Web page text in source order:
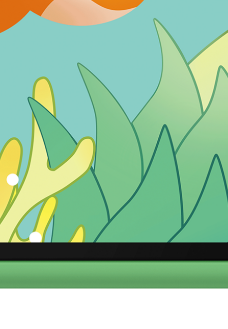
ضبط السطوع من
4096 مستوى
شهادة الخلو من الوميض
شهادة الضوء الأزرق المنخفض
من TÜV Rheinland4